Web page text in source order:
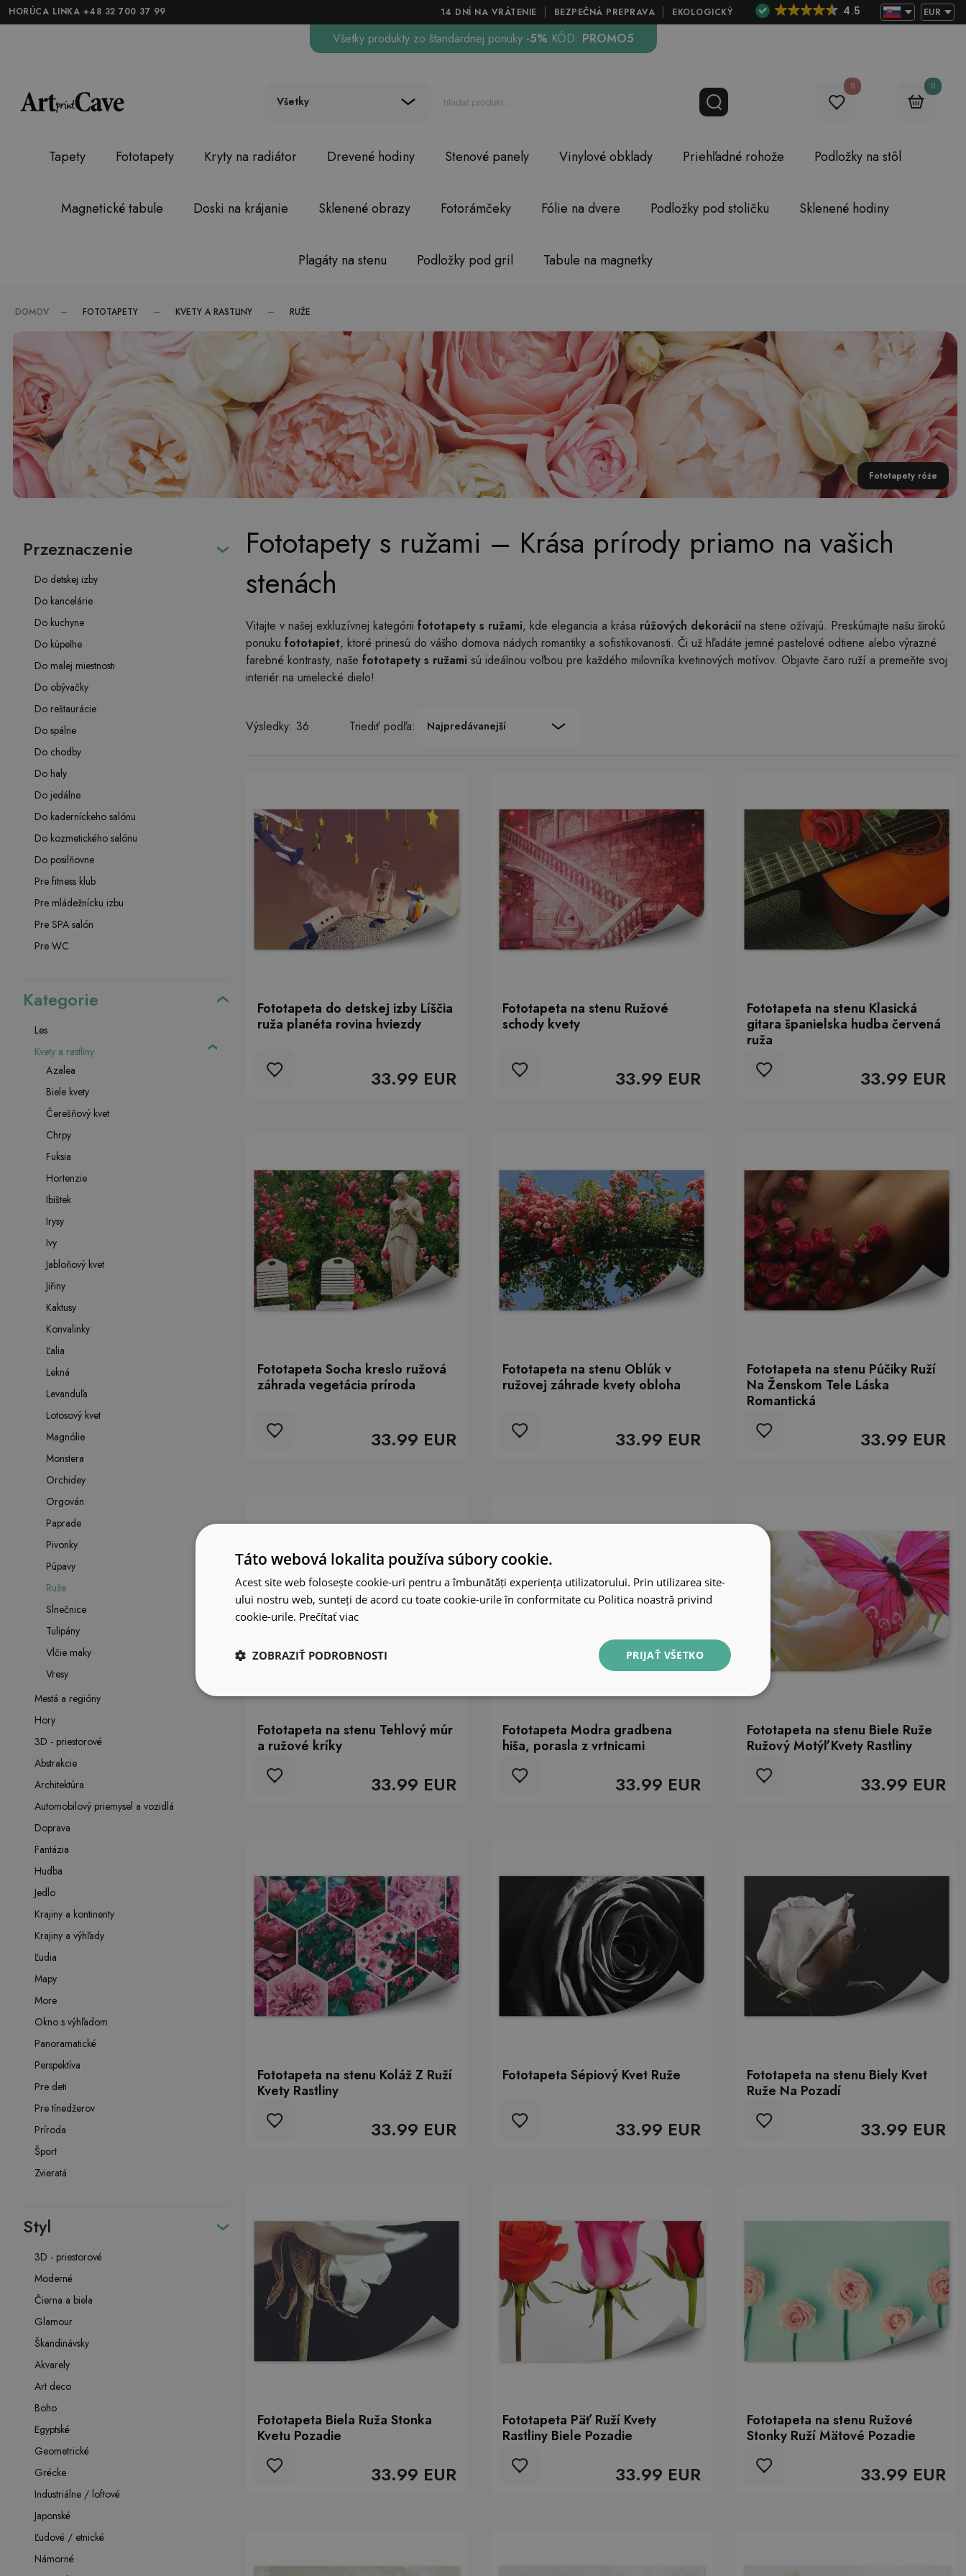
HORÚCA LINKA +48 32 700 37 99 14 DNÍ NA VRÁTENIE BEZPEČNÁ PREPRAVA EKOLOGICKÝ 4.5 EUR
Všetky produkty zo štandardnej ponuky -5% KÓD: PROMO5
Všetky
0 0
Tapety Fototapety Kryty na radiátor Drevené hodiny Stenové panely Vinylové obklady Priehľadné rohože Podložky na stôl
Magnetické tabule Doski na krájanie Sklenené obrazy Fotorámčeky Fólie na dvere Podložky pod stoličku Sklenené hodiny
Plagáty na stenu Podložky pod gril Tabule na magnetky
DOMOV FOTOTAPETY KVETY A RASTLINY RUŽE
Fototapety róże
Przeznaczenie
Do detskej izby
Do kancelárie
Do kuchyne
Do kúpeľne
Do malej miestnosti
Do obývačky
Do reštaurácie
Do spálne
Do chodby
Do haly
Do jedálne
Do kaderníckeho salónu
Do kozmetického salónu
Do posilňovne
Pre fitness klub
Pre mládežnícku izbu
Pre SPA salón
Pre WC
Kategorie
Les
Kvety a rastliny
Azalea
Biele kvety
Čerešňový kvet
Chrpy
Fuksia
Hortenzie
Ibištek
Irysy
Ivy
Jabloňový kvet
Jiřiny
Kaktusy
Konvalinky
Ľalia
Lekná
Levanduľa
Lotosový kvet
Magnólie
Monstera
Orchidey
Orgován
Paprade
Pivonky
Púpavy
Ruže
Slnečnice
Tulipány
Vlčie maky
Vresy
Mestá a regióny
Hory
3D - priestorové
Abstrakcie
Architektúra
Automobilový priemysel a vozidlá
Doprava
Fantázia
Hudba
Jedlo
Krajiny a kontinenty
Krajiny a výhľady
Ľudia
Mapy
More
Okno s výhľadom
Panoramatické
Perspektíva
Pre deti
Pre tínedžerov
Príroda
Šport
Zvieratá
Styl
3D - priestorové
Moderné
Čierna a biela
Glamour
Škandinávsky
Akvarely
Art deco
Boho
Egyptské
Geometrické
Grécke
Industriálne / loftové
Japonské
Ľudové / etnické
Námorné
Fototapety s ružami – Krása prírody priamo na vašich
stenách
Vitajte v našej exkluzívnej kategórii fototapety s ružami, kde elegancia a krása rúžových dekoráciína stene ožívajú. Preskúmajte našu širokú
ponuku fototapiet, ktoré prinesú do vášho domova nádych romantiky a sofistikovanosti. Či už hľadáte jemné pastelové odtiene alebo výrazné
farebné kontrasty, naše fototapety s ružami sú ideálnou voľbou pre každého milovníka kvetinových motívov. Objavte čaro ruží a premeňte svoj
interiér na umelecké dielo!
Výsledky: 36 Triediť podľa: Najpredávanejší
Fototapeta do detskej izby Líščia
ruža planéta rovina hviezdy
33.99 EUR
Fototapeta na stenu Ružové
schody kvety
33.99 EUR
Fototapeta na stenu Klasická
gitara španielska hudba červená
ruža
33.99 EUR
Fototapeta Socha kreslo ružová
záhrada vegetácia príroda
33.99 EUR
Fototapeta na stenu Oblúk v
ružovej záhrade kvety obloha
33.99 EUR
Fototapeta na stenu Púčiky Ruží
Na Ženskom Tele Láska
Romantická
33.99 EUR
Fototapeta na stenu Tehlový múr
a ružové kríky
33.99 EUR
Fototapeta Modra gradbena
hiša, porasla z vrtnicami
33.99 EUR
Fototapeta na stenu Biele Ruže
Ružový Motýľ Kvety Rastliny
33.99 EUR
Fototapeta na stenu Koláž Z Ruží
Kvety Rastliny
33.99 EUR
Fototapeta Sépiový Kvet Ruže
33.99 EUR
Fototapeta na stenu Biely Kvet
Ruže Na Pozadí
33.99 EUR
Fototapeta Biela Ruža Stonka
Kvetu Pozadie
33.99 EUR
Fototapeta Päť Ruží Kvety
Rastliny Biele Pozadie
33.99 EUR
Fototapeta na stenu Ružové
Stonky Ruží Mätové Pozadie
33.99 EUR
Táto webová lokalita používa súbory cookie.
Acest site web folosește cookie-uri pentru a îmbunătăți experiența utilizatorului. Prin utilizarea site-
ului nostru web, sunteți de acord cu toate cookie-urile în conformitate cu Politica noastră privind
cookie-urile. Prečítať viac
PRIJAŤ VŠETKO
ZOBRAZIŤ PODROBNOSTI